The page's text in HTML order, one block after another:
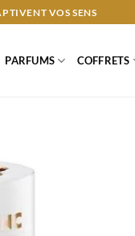
VOS SENS
PARFUMS COFFRETS